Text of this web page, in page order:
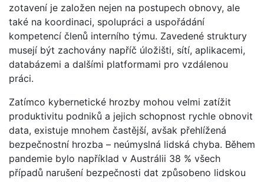
zotavení je založen nejen na postupech obnovy, ale
také na koordinaci, spolupráci a uspořádání
kompetencí členů interního týmu. Zavedené struktury
musejí být zachovány napříč úložišti, sítí, aplikacemi,
databázemi a dalšími platformami pro vzdálenou
práci.
Zatímco kybernetické hrozby mohou velmi zatížit
produktivitu podniků a jejich schopnost rychle obnovit
data, existuje mnohem častější, avšak přehlížená
bezpečnostní hrozba – neúmyslná lidská chyba. Během
pandemie bylo například v Austrálii 38 % všech
případů narušení bezpečnosti dat způsobeno lidskou